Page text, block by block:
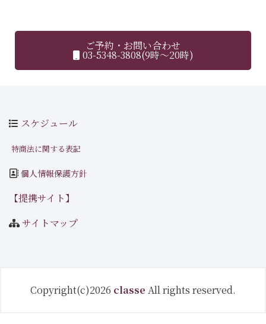
ご予約・お問い合わせ
03-5348-3808(9時～20時)
スケジュール
特商法に関する表記
個人情報保護方針
【提携サイト】
サイトマップ
Copyright(c)2026 classe All rights reserved.